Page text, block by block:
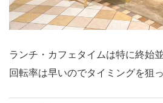
ランチ・カフェタイムは特に終始
回転率は早いのでタイミングを狙